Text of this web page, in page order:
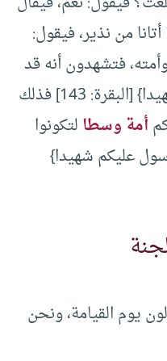
من نذير، فيقول:
فتشهدون أنه قد
بلغ: {ويكون الرسول عليكم شهيدا} [البقرة: 143] فذلك
أمة وسطالتكونوا
عليكم شهيدا}
يوم القيامة، ونحن